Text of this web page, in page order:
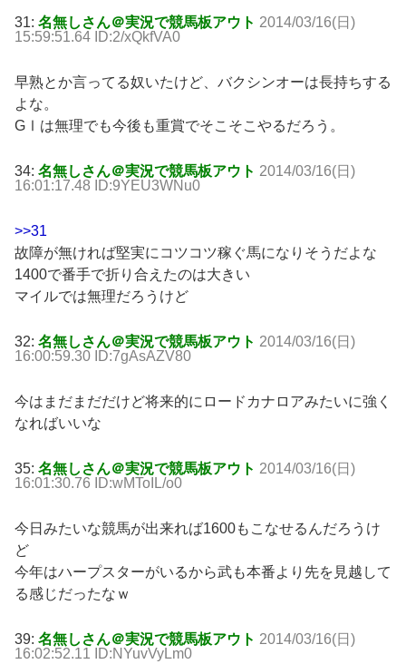
31: 名無しさん＠実況で競馬板アウト 2014/03/16(日)
15:59:51.64 ID:2/xQkfVA0
早熟とか言ってる奴いたけど、バクシンオーは長持ちする
よな。
GⅠは無理でも今後も重賞でそこそこやるだろう。
34: 名無しさん＠実況で競馬板アウト 2014/03/16(日)
16:01:17.48 ID:9YEU3WNu0
>>31
故障が無ければ堅実にコツコツ稼ぐ馬になりそうだよな
1400で番手で折り合えたのは大きい
マイルでは無理だろうけど
32: 名無しさん＠実況で競馬板アウト 2014/03/16(日)
16:00:59.30 ID:7gAsAZV80
今はまだまだだけど将来的にロードカナロアみたいに強く
なればいいな
35: 名無しさん＠実況で競馬板アウト 2014/03/16(日)
16:01:30.76 ID:wMToIL/o0
今日みたいな競馬が出来れば1600もこなせるんだろうけ
ど
今年はハープスターがいるから武も本番より先を見越して
る感じだったなｗ
39: 名無しさん＠実況で競馬板アウト 2014/03/16(日)
16:02:52.11 ID:NYuvVyLm0